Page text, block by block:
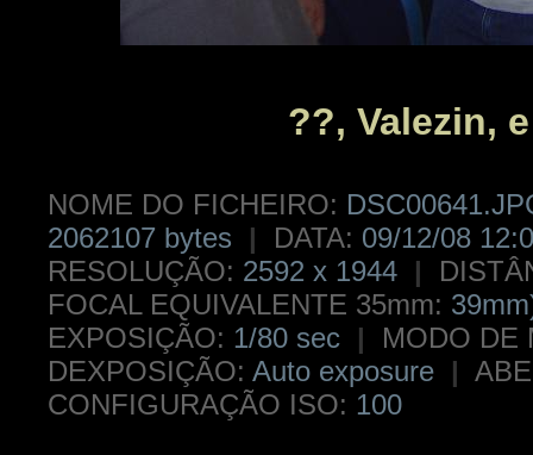
??, Valezin,
NOME DO FICHEIRO:
2062107 bytes
| DATA: 09/12/08
RESOLUÇÃO: 2592 x 1944 |
FOCAL EQUIVALENTE 35mm:
EXPOSIÇÃO: 1/80 sec |
MODO DE
DEXPOSIÇÃO: Auto exposure |
CONFIGURAÇÃO ISO: 100